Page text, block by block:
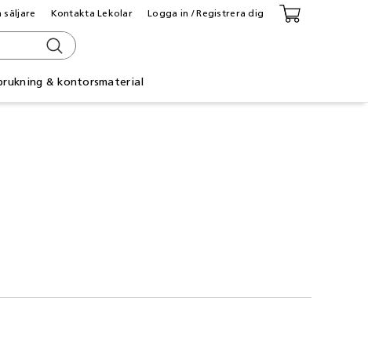
& kontorsmaterial
säljare Kontakta Lekolar Logga in / Registrera dig